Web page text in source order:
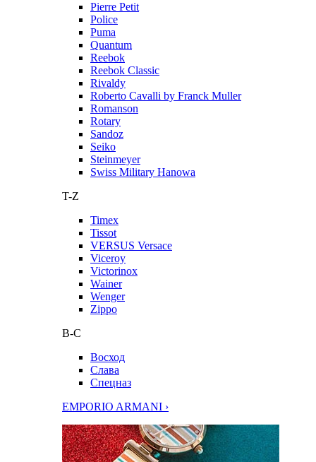
Pierre Petit
Police
Puma
Quantum
Reebok
Reebok Classic
Rivaldy
Roberto Cavalli by Franck Muller
Romanson
Rotary
Sandoz
Seiko
Steinmeyer
Swiss Military Hanowa
T-Z
Timex
Tissot
VERSUS Versace
Viceroy
Victorinox
Wainer
Wenger
Zippo
В-С
Восход
Слава
Спецназ
EMPORIO ARMANI ›